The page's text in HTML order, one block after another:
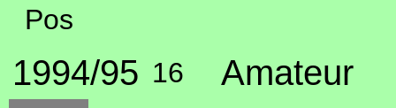
Pos
1994/95 16 Amateur